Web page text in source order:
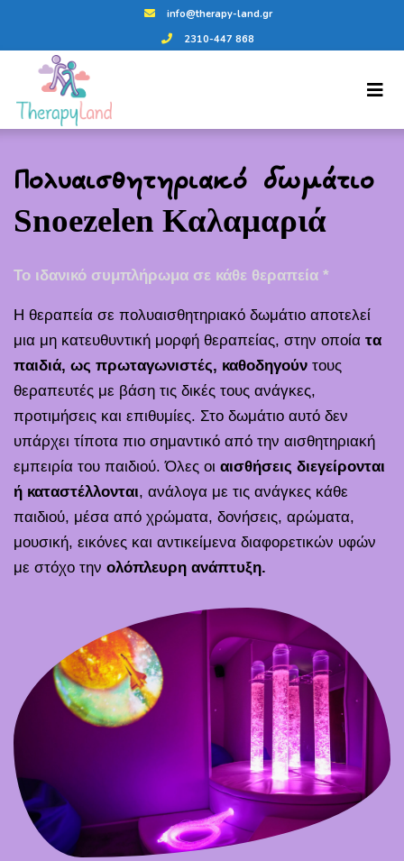
info@therapy-land.gr
2310-447 868
Πολυαισθητηριακό δωμάτιο
Snoezelen Καλαμαριά
Το ιδανικό συμπλήρωμα σε κάθε θεραπεία *
Η θεραπεία σε πολυαισθητηριακό δωμάτιο αποτελεί
μια μη κατευθυντική μορφή θεραπείας, στην οποία τα
παιδιά, ως πρωταγωνιστές, καθοδηγούν τους
θεραπευτές με βάση τις δικές τους ανάγκες,
προτιμήσεις και επιθυμίες. Στο δωμάτιο αυτό δεν
υπάρχει τίποτα πιο σημαντικό από την αισθητηριακή
εμπειρία του παιδιού. Όλες οι αισθήσεις διεγείρονται
ή καταστέλλονται, ανάλογα με τις ανάγκες κάθε
παιδιού, μέσα από χρώματα, δονήσεις, αρώματα,
μουσική, εικόνες και αντικείμενα διαφορετικών υφών
με στόχο την ολόπλευρη ανάπτυξη.